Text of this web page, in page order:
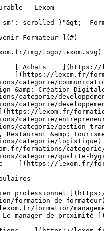
](https://lexom.fr/formations/categorie/achats/negociation-relations-fournisseurs) [    Parcours Métier &amp; Découverte ](https://lexom.fr/formations/categorie/achats/parcours-metier-decouverte) 

  [ Voir toutes les formations achats    ](https://lexom.fr/formations/categorie/achats) 

  ![Bureautique](https://lexom.fr/tenancy/assets/categories/small/dOdlwl6fNirHlGIdlqxo9NMbGKCRJm6vhpz0r6Ic.webp) 

 #### Bureautique 

  Boostez votre productivité grâce à nos formations bureautiques adaptées à tous niveaux.

 #####  Domaines de formation 

 [    Excel ](https://lexom.fr/formations/categorie/bureautique/excel) [    Google Suite &amp; Outils collaboratifs ](https://lexom.fr/formations/categorie/bureautique/google-suite-outils-collaboratifs) [    Intelligence artificielle (IA) ](https://lexom.fr/formations/categorie/bureautique/intelligence-artificielle-ia) [    Internet, Cloud &amp; Sécurité ](https://lexom.fr/formations/categorie/bureautique/internet-cloud-securite) [    OneNote ](https://lexom.fr/formations/categorie/bureautique/onenote) [    Outlook ](https://lexom.fr/formations/categorie/bureautique/outlook) [    Powerpoint ](https://lexom.fr/formations/categorie/bureautique/powerpoint) [    Publisher ](https://lexom.fr/formations/categorie/bureautique/publisher) [    Système d'exploitation ](https://lexom.fr/formations/categorie/bureautique/systeme-dexploitation) [    Word ](https://lexom.fr/formations/categorie/bureautique/word) 

  [ Voir toutes les formations bureautique    ](https://lexom.fr/formations/categorie/bureautique) 

  ![Commerce & Marketing](https://lexom.fr/tenancy/assets/categories/small/hhPP2XL4ozUX1eWqaQWRGCkg6vW7vKEC3TALNuEw.webp) 

 #### Commerce &amp; Marketing 

  Développez vos ventes, fidélisez vos clients et boostez votre visibilité grâce aux meilleures pratiques commerciales et marketing.

 #####  Domaines de formation 

 [    CRM &amp; Relation Client ](https://lexom.fr/formations/categorie/commerce-marketing/crm-relation-client) [    Marketing Digital &amp; Réseaux Sociaux ](https://lexom.fr/formations/categorie/commerce-marketing/marketing-digital-reseaux-sociaux) [    Négociation Commerciale ](https://lexom.fr/formations/categorie/commerce-marketing/negociation-commerciale) [    Parcours Métier &amp; Découverte ](https://lexom.fr/formations/categorie/commerce-marketing/parcours-metier-decouverte-1) [    Prospection &amp; Fidélisation Client ](https://lexom.fr/formations/categorie/commerce-marketing/prospection-fidelisation-client) [    Service Après Vente (SAV) ](https://lexom.fr/formations/categorie/commerce-marketing/service-apres-vente-sav) [    Stratégie &amp; Plan Marketing ](https://lexom.fr/formations/categorie/commerce-marketing/strategie-plan-marketing) [    Techniques de Vente ](https://lexom.fr/formations/categorie/commerce-marketing/techniques-de-vente) 

  [ Voir toutes les formations commerce &amp; marketing    ](https://lexom.fr/formations/categorie/commerce-marketing) 

  ![Communication & Evènementiel](https://lexom.fr/tenancy/assets/categories/small/S8UCgEtfGZCGsuKcIuFAO1dGJU8nvHNu4BUZwdRi.webp) 

 #### Communication &amp; Evènementiel 

  Alliez communication impactante et organisation d’événements réussis pour marquer les esprits et créer du